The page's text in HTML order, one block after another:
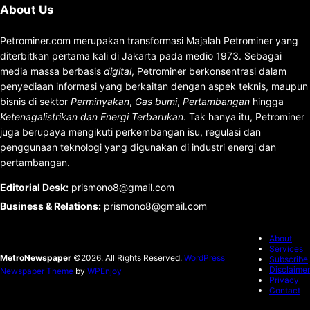
About Us
Petrominer.com merupakan transformasi Majalah Petrominer yang
diterbitkan pertama kali di Jakarta pada medio 1973. Sebagai
media massa berbasis digital, Petrominer berkonsentrasi dalam
penyediaan informasi yang berkaitan dengan aspek teknis, maupun
bisnis di sektor Perminyakan, Gas bumi, Pertambangan hingga
Ketenagalistrikan dan Energi Terbarukan. Tak hanya itu, Petrominer
juga berupaya mengikuti perkembangan isu, regulasi dan
penggunaan teknologi yang digunakan di industri energi dan
pertambangan.
Editorial Desk: prismono8@gmail.com
Business & Relations: prismono8@gmail.com
MetroNewspaper ©2026. All Rights Reserved. WordPress
Newspaper Theme by WPEnjoy
About
Services
Subscribe
Disclaimer
Privacy
Contact